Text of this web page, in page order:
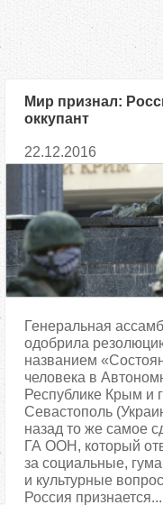
Мир признал:
оккупант
22.12.2016
Генеральная
одобрила
названием
человека в
Республике Крым и
Севастополь
назад то же самое
ГА ООН, который
за социальные,
и культурные
Россия признается...